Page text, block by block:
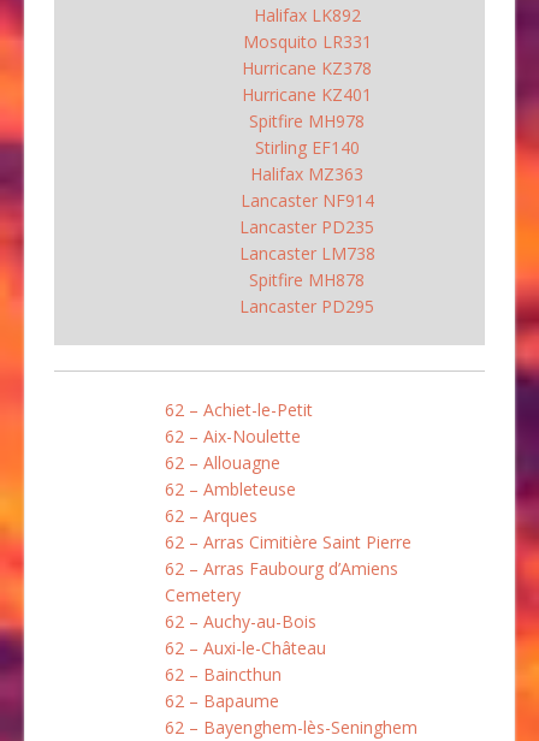
Halifax LK892
Mosquito LR331
Hurricane KZ378
Hurricane KZ401
Spitfire MH978
Stirling EF140
Halifax MZ363
Lancaster NF914
Lancaster PD235
Lancaster LM738
Spitfire MH878
Lancaster PD295
62 – Achiet-le-Petit
62 – Aix-Noulette
62 – Allouagne
62 – Ambleteuse
62 – Arques
62 – Arras Cimitière Saint Pierre
62 – Arras Faubourg d’Amiens
Cemetery
62 – Auchy-au-Bois
62 – Auxi-le-Château
62 – Baincthun
62 – Bapaume
62 – Bayenghem-lès-Seninghem